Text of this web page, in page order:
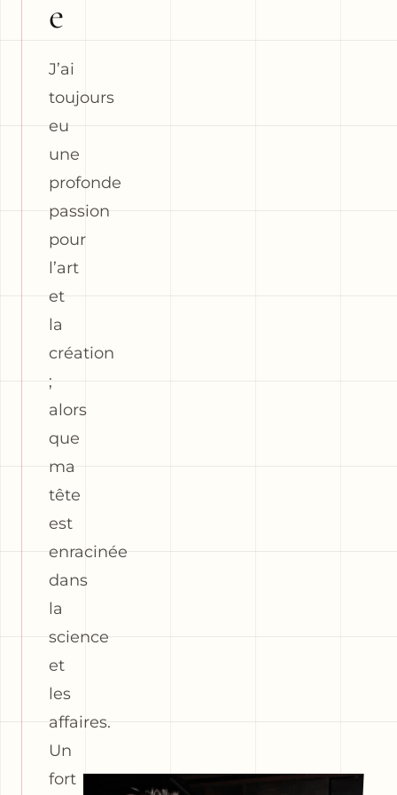
e
J’ai
toujours
eu
une
profonde
passion
pour
l’art
et
la
création
;
alors
que
ma
tête
est
enracinée
dans
la
science
et
les
affaires.
Un
fort